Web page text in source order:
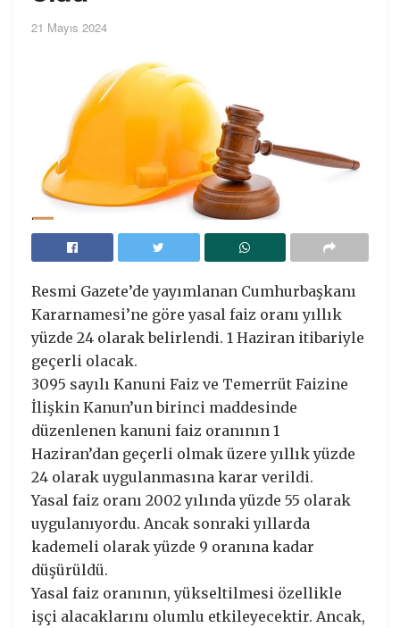
21 Mayıs 2024
Resmi Gazete’de yayımlanan Cumhurbaşkanı
Kararnamesi’ne göre yasal faiz oranı yıllık
yüzde 24 olarak belirlendi. 1 Haziran itibariyle
geçerli olacak.
3095 sayılı Kanuni Faiz ve Temerrüt Faizine
İlişkin Kanun’un birinci maddesinde
düzenlenen kanuni faiz oranının 1
Haziran’dan geçerli olmak üzere yıllık yüzde
24 olarak uygulanmasına karar verildi.
Yasal faiz oranı 2002 yılında yüzde 55 olarak
uygulanıyordu. Ancak sonraki yıllarda
kademeli olarak yüzde 9 oranına kadar
düşürüldü.
Yasal faiz oranının, yükseltilmesi özellikle
işçi alacaklarını olumlu etkileyecektir. Ancak,